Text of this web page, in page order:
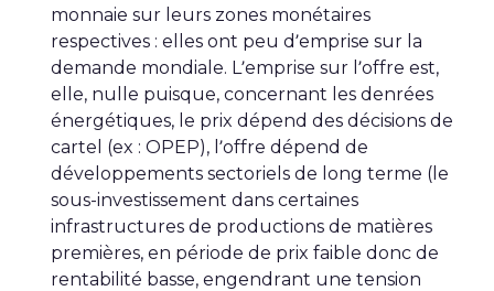
monnaie sur leurs zones monétaires
respectives : elles ont peu d’emprise sur la
demande mondiale. L’emprise sur l’offre est,
elle, nulle puisque, concernant les denrées
énergétiques, le prix dépend des décisions de
cartel (ex : OPEP), l’offre dépend de
développements sectoriels de long terme (le
sous-investissement dans certaines
infrastructures de productions de matières
premières, en période de prix faible donc de
rentabilité basse, engendrant une tension